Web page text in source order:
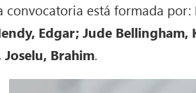
convocatoria está formada por:
Edgar; Jude Bellingham,
Brahim.